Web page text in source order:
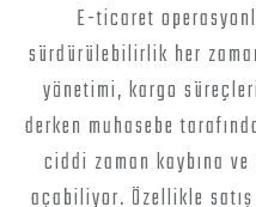
E-ticaret
sürdürülebilirlik her
yönetimi, kargo
derken muhasebe
ciddi zaman kaybına
açabiliyor. Özellikle